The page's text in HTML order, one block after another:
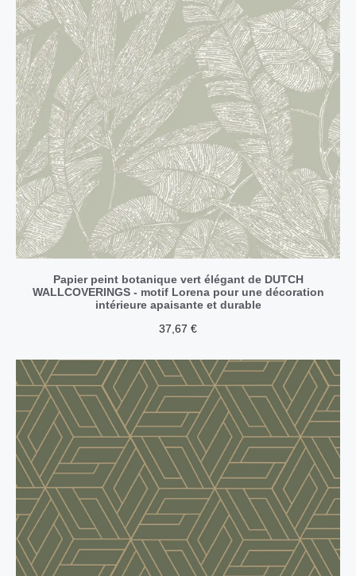
Papier peint botanique vert élégant de DUTCH
WALLCOVERINGS - motif Lorena pour une décoration
intérieure apaisante et durable
37,67 €